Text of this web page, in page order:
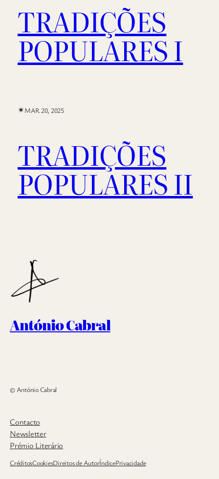
TRADIÇÕES
POPULARES I
✴︎MAR 20, 2025
TRADIÇÕES
POPULARES II
António Cabral
© António Cabral
Contacto
Newsletter
Prémio Literário
CréditosCookiesDireitos de AutorÍndicePrivacidade